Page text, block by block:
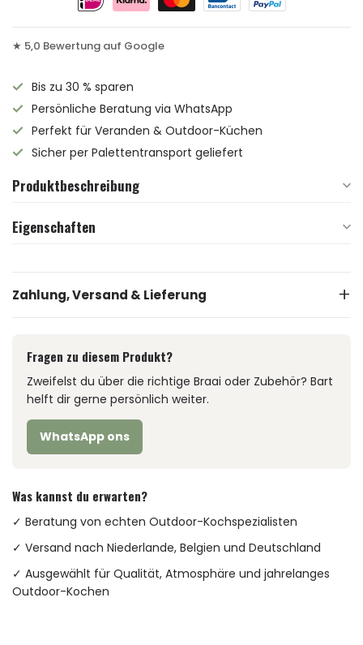
★ 5,0 Bewertung auf Google
Bis zu 30 % sparen
Persönliche Beratung via WhatsApp
Perfekt für Veranden & Outdoor-Küchen
Sicher per Palettentransport geliefert
Produktbeschreibung
Eigenschaften
Zahlung, Versand & Lieferung
Fragen zu diesem Produkt?
Zweifelst du über die richtige Braai oder Zubehör? Bart
helft dir gerne persönlich weiter.
WhatsApp ons
Was kannst du erwarten?
✓ Beratung von echten Outdoor-Kochspezialisten
✓ Versand nach Niederlande, Belgien und Deutschland
✓ Ausgewählt für Qualität, Atmosphäre und jahrelanges
Outdoor-Kochen